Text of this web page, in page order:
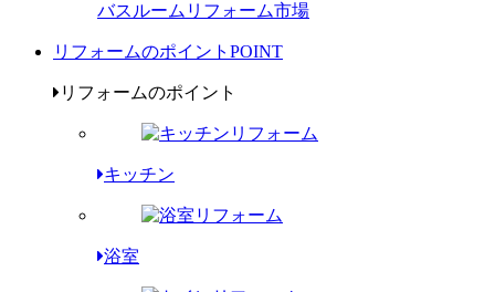
バスルームリフォーム市場
リフォームのポイント POINT
リフォームのポイント
キッチン
浴室